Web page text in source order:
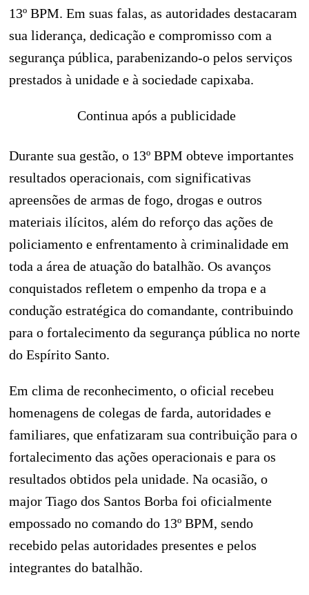
13º BPM. Em suas falas, as autoridades destacaram
sua liderança, dedicação e compromisso com a
segurança pública, parabenizando-o pelos serviços
prestados à unidade e à sociedade capixaba.
Continua após a publicidade
Durante sua gestão, o 13º BPM obteve importantes
resultados operacionais, com significativas
apreensões de armas de fogo, drogas e outros
materiais ilícitos, além do reforço das ações de
policiamento e enfrentamento à criminalidade em
toda a área de atuação do batalhão. Os avanços
conquistados refletem o empenho da tropa e a
condução estratégica do comandante, contribuindo
para o fortalecimento da segurança pública no norte
do Espírito Santo.
Em clima de reconhecimento, o oficial recebeu
homenagens de colegas de farda, autoridades e
familiares, que enfatizaram sua contribuição para o
fortalecimento das ações operacionais e para os
resultados obtidos pela unidade. Na ocasião, o
major Tiago dos Santos Borba foi oficialmente
empossado no comando do 13º BPM, sendo
recebido pelas autoridades presentes e pelos
integrantes do batalhão.